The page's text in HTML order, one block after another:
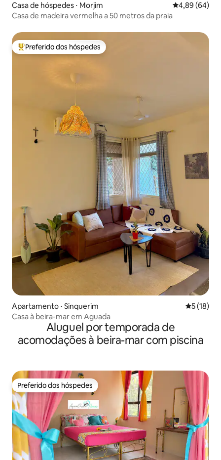
Casa de hóspedes ⋅ Morjim 4,89 de uma
4,89 (64)
Casa de madeira vermelha a 50 metros da praia
Entre os melhores preferidos dos hóspedes
Preferido dos hóspedes
Apartamento ⋅ Sinquerim 5 de uma
5 (18)
Casa à beira-mar em Aguada
Aluguel por temporada de
acomodações à beira-mar com piscina
Preferido dos hóspedes
Preferido dos hóspedes